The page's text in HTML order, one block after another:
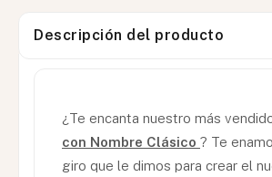
Descripción del producto
¿Te encanta nuestro más
con Nombre Clásico ? Te
giro que le dimos para crear el